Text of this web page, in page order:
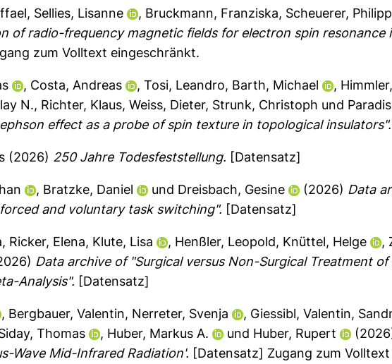
, Sellies, Lisanne , Bruckmann, Franziska, Scheuerer, Philipp
of radio-frequency magnetic fields for electron spin
zum Volltext eingeschränkt.
, Costa, Andreas ,Tosi, Leandro, Barth, Michael ,
N., Richter, Klaus,Weiss, Dieter, Strunk, Christoph und
effect as a probe of spin texture in topological insulators".
(2026) 250 Jahre Todesfeststellung. [Datensatz]
, Bratzke, Daniel und Dreisbach, Gesine (2026) Data
and voluntary task switching". [Datensatz]
, Ricker, Elena, Klute, Lisa , Henßler, Leopold, Knüttel, Helge ,
Data archive of "Surgical versus Non-Surgical Treatment
Analysis". [Datensatz]
, Bergbauer, Valentin, Nerreter, Svenja , Giessibl, Valentin,
Thomas , Huber, Markus A. und Huber, Rupert
Wave Mid-Infrared Radiation'. [Datensatz] Zugang zum